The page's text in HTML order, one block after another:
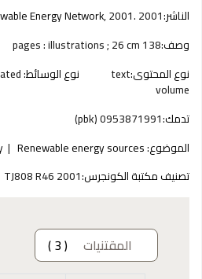
الناشر:
Energy Network, 2001.2001
وصف:138 pages : illustrations ; 26 cm
نوع المحتوى:text نوع الوسائط:
volume
تدمك:0953871991 (pbk)
الموضوع:Renewable energy sources
تصنيف مكتبة الكونجرس:TJ808 R46 2001
المقتنيات ( 3 )